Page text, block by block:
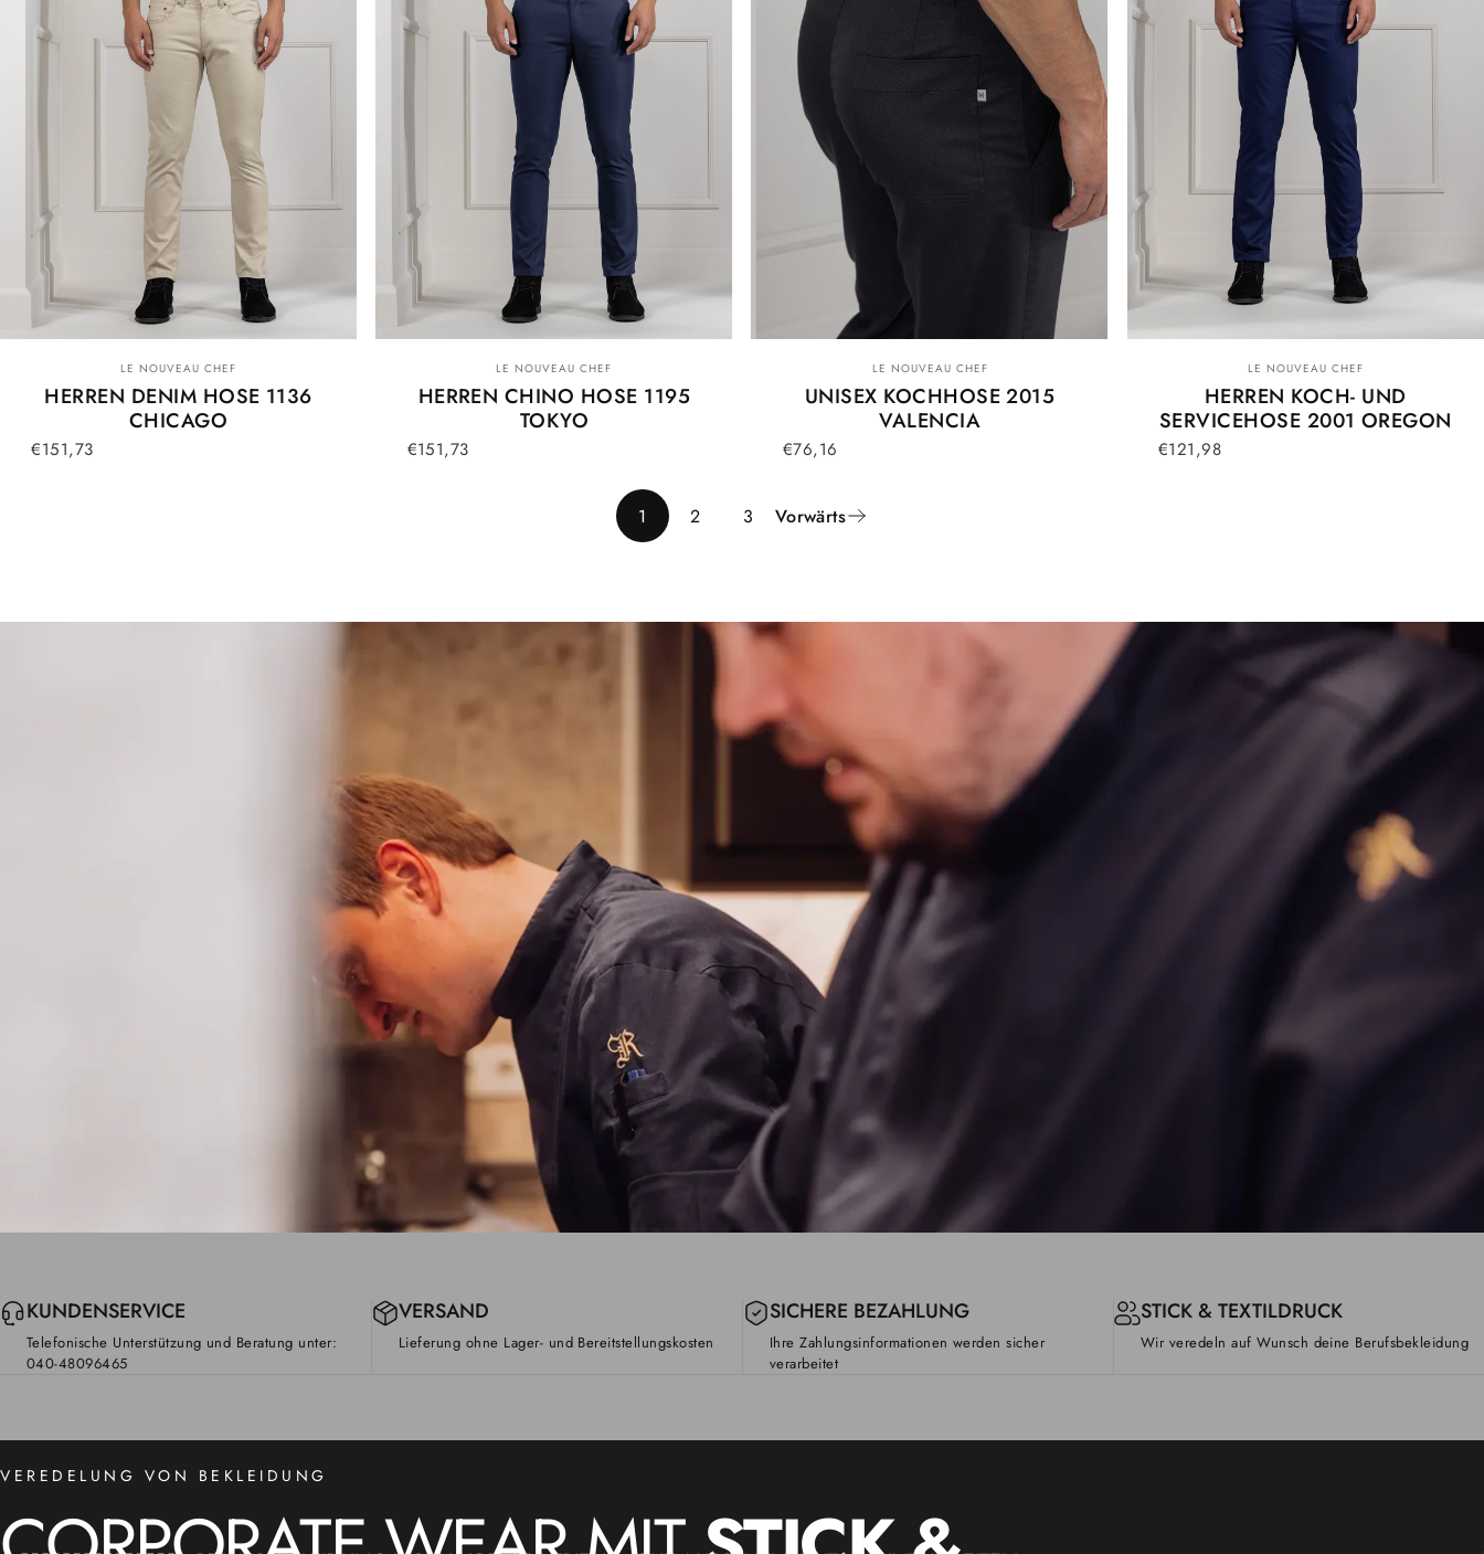
Anbieter:
LE NOUVEAU CHEF
HERREN DENIM HOSE 1136
CHICAGO
€151,73
Anbieter:
LE NOUVEAU CHEF
HERREN CHINO HOSE 1195
TOKYO
€151,73
Anbieter:
LE NOUVEAU CHEF
UNISEX KOCHHOSE 2015
VALENCIA
€76,16
Anbieter:
LE NOUVEAU CHEF
HERREN KOCH- UND
SERVICEHOSE 2001 OREGON
€121,98
1 2 3 Vorwärts
VEREDELUNG VON BEKLEIDUNG
KUNDENSERVICE
Telefonische Unterstützung und Beratung unter:
040-48096465
VERSAND
Lieferung ohne Lager- und Bereitstellungskosten
SICHERE BEZAHLUNG
Ihre Zahlungsinformationen werden sicher
verarbeitet
STICK & TEXTILDRUCK
Wir veredeln auf Wunsch deine Berufsbekleidung